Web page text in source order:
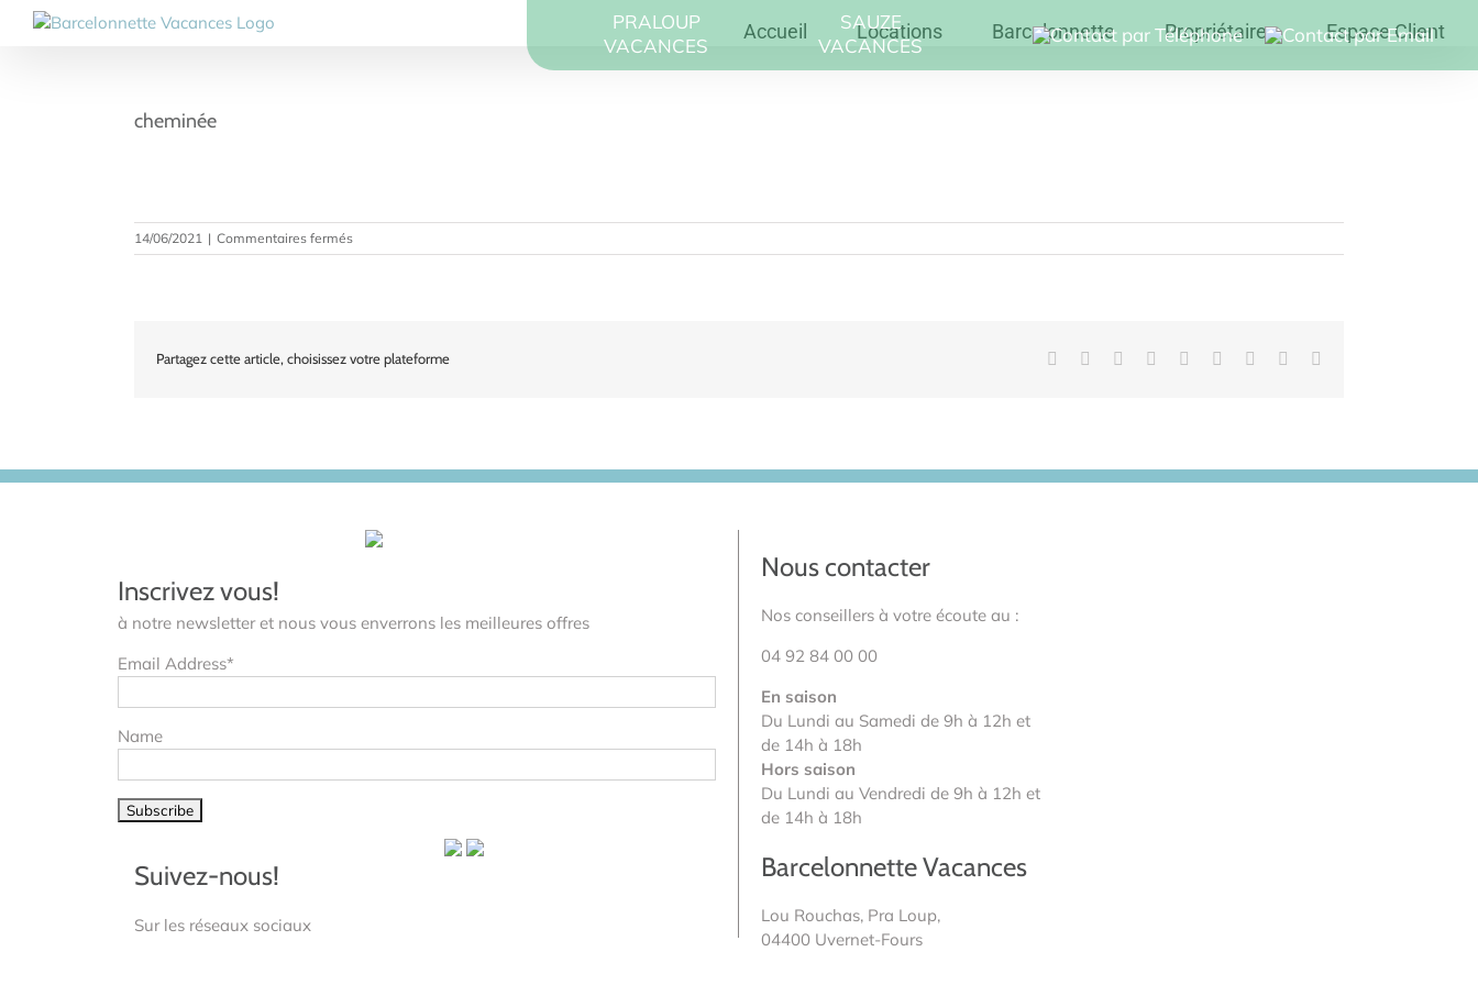
Passer
PRALOUP
VACANCES
SAUZE
VACANCES
Accueil Locations Barcelonnette Propriétaires Espace Client
cheminée
14/06/2021 | Commentaires ferméssur
cheminée
Partagez cette article, choisissez votre plateforme Facebook
TwitterReddit LinkedInWhatsApp
TumblrPinterest
Inscrivez vous!
à notre newsletter et nous vous enverrons les meilleures offres
Email Address*
Name
Suivez-nous!
Sur les réseaux sociaux
Nous contacter
Nos conseillers à votre écoute au :
04 92 84 00 00
En saison
Du Lundi au Samedi de 9h à 12h et
de 14h à 18h
Hors saison
Du Lundi au Vendredi de 9h à 12h et
de 14h à 18h
Barcelonnette Vacances
Lou Rouchas, Pra Loup,
04400 Uvernet-Fours